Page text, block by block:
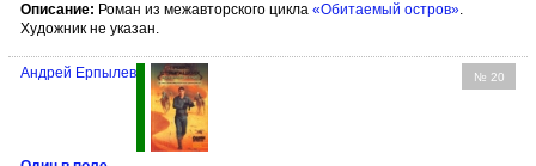
Описание: Роман из межавторского цикла «Обитаемый остров».
Художник не указан.
№ 20
Андрей Ерпылев